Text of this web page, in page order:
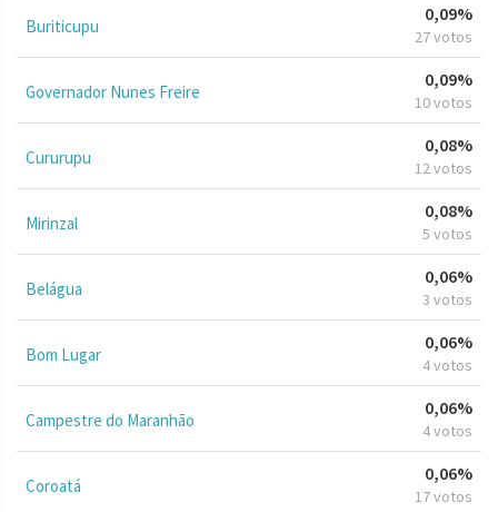
Buriticupu
0,09%
27 votos
Governador Nunes Freire
0,09%
10 votos
Cururupu
0,08%
12 votos
Mirinzal
0,08%
5 votos
Belágua
0,06%
3 votos
Bom Lugar
0,06%
4 votos
Campestre do Maranhão
0,06%
4 votos
Coroatá
0,06%
17 votos